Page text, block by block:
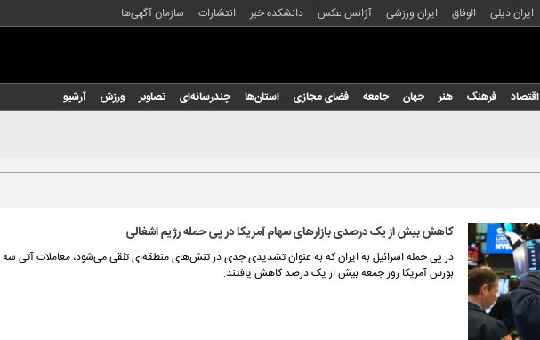
ایران دیلی الوفاق ایران ورزشی آژانس عکس دانشکده خبر انتشارات سازمان آگهی‌ها
اقتصاد فرهنگ هنر جهان جامعه فضای مجازی استان‌ها چندرسانه‌ای تصاویر ورزش آرشیو
کاهش بیش از یک درصدی بازارهای سهام آمریکا در پی حمله رژیم اشغالی
در پی حمله اسرائیل به ایران که به عنوان تشدیدی جدی در تنش‌های منطقه‌ای تلقی می‌شود، معاملات آتی
بورس آمریکا روز جمعه بیش از یک درصد کاهش یافتند.